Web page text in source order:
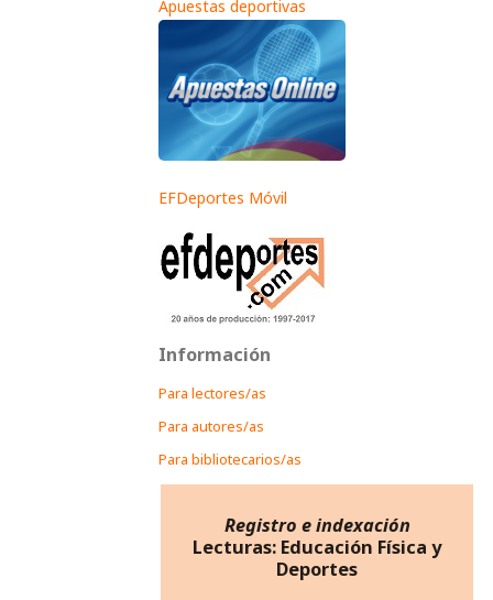
Apuestas deportivas
EFDeportes Móvil
Información
Para lectores/as
Para autores/as
Para bibliotecarios/as
Registro e indexación
Lecturas: Educación Física y
Deportes